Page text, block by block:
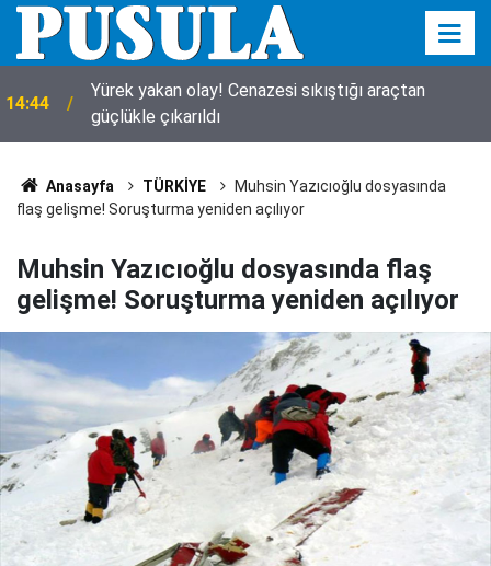
14:27 Eşek manevrası kazası: Çok sayıda yaralı var!
Anasayfa TÜRKİYE
Muhsin Yazıcıoğlu dosyasında
flaş gelişme! Soruşturma yeniden açılıyor
Muhsin Yazıcıoğlu dosyasında flaş
gelişme! Soruşturma yeniden açılıyor